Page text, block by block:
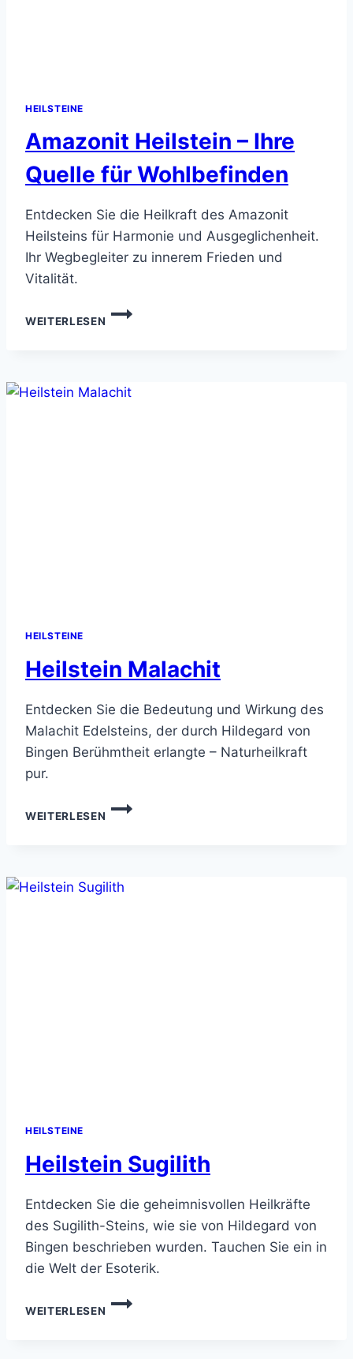
HEILSTEINE
Amazonit Heilstein – Ihre
Quelle für Wohlbefinden
Entdecken Sie die Heilkraft des Amazonit
Heilsteins für Harmonie und Ausgeglichenheit.
Ihr Wegbegleiter zu innerem Frieden und
Vitalität.
WEITERLESEN
AMAZONIT
FÜR
HEILSTEINE
Heilstein Malachit
Entdecken Sie die Bedeutung und Wirkung des
Malachit Edelsteins, der durch Hildegard von
Bingen Berühmtheit erlangte – Naturheilkraft
pur.
WEITERLESEN
HEILSTEIN
HEILSTEINE
Heilstein Sugilith
Entdecken Sie die geheimnisvollen Heilkräfte
des Sugilith-Steins, wie sie von Hildegard von
Bingen beschrieben wurden. Tauchen Sie ein in
die Welt der Esoterik.
WEITERLESEN
HEILSTEIN